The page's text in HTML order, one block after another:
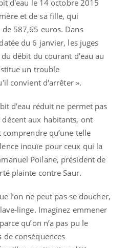
d'eau le 14 octobre 2015
et de sa fille, qui
587,65 euros. Dans
datée du 6 janvier, les juges
débit du courant d'eau au
un trouble
convient d'arrêter ».
d’eau réduit ne permet pas
aux habitants, ont
qu’une telle
inouïe pour ceux qui la
Poilane, président de
plainte contre Saur.
l’on ne peut pas se doucher,
linge. Imaginez emmener
qu’on n’a pas pu le
conséquences